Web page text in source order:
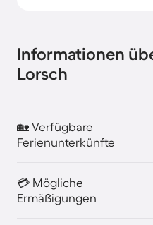
Informationen
Lorsch
🏡 Verfügbare
Ferienunterkünfte
💳 Mögliche
Ermäßigungen